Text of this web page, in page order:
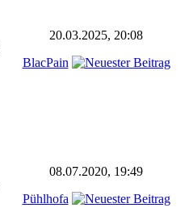
20.03.2025, 20:08
BlacPain
08.07.2020, 19:49
Pühlhofa